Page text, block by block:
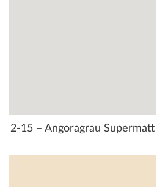
2-15 – Angoragrau Supermatt